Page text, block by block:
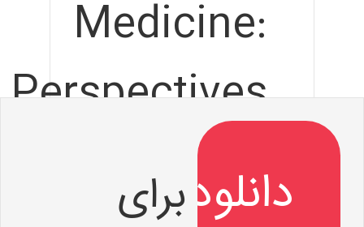
Medicine:
Perspectives
from
برای